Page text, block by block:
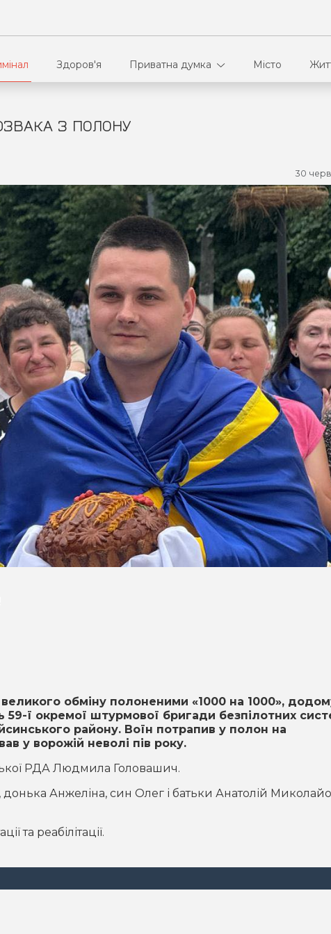
Здоров'я Приватна думка Місто
З ПОЛОНУ
30
обміну полоненими «1000 на 1000»,
59-ї окремої штурмової бригади безпілотних
району. Воїн потрапив у полон на
у ворожій неволі пів року.
РДА Людмила Головашич.
Анжеліна, син Олег і батьки Анатолій
та реабілітації.